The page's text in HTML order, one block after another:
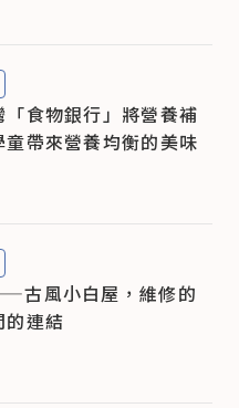
食物銀行」將營養補
帶來營養均衡的美味
古風小白屋，維修的
的連結